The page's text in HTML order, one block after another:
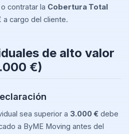
contratar la Cobertura Total
a cargo del cliente.
de alto valor
€)
sea superior a 3.000 € debe
a ByME Moving antes del